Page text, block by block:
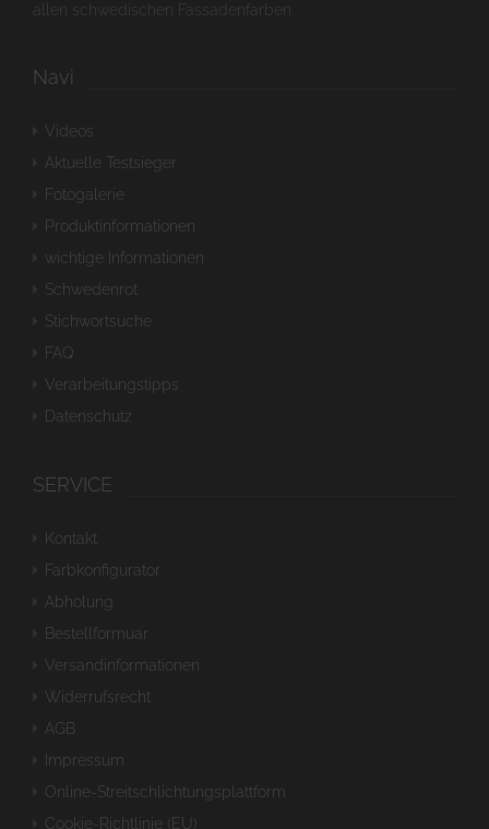
allen schwedischen Fassadenfarben.
Navi
Videos
Aktuelle Testsieger
Fotogalerie
Produktinformationen
wichtige Informationen
Schwedenrot
Stichwortsuche
FAQ
Verarbeitungstipps
Datenschutz
SERVICE
Kontakt
Farbkonfigurator
Abholung
Bestellformuar
Versandinformationen
Widerrufsrecht
AGB
Impressum
Online-Streitschlichtungsplattform
Cookie-Richtlinie (EU)